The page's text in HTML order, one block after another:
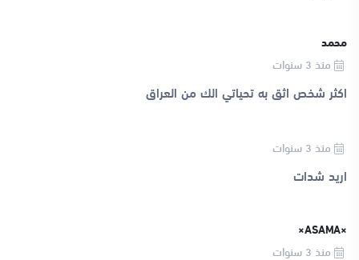
محمد
منذ 3 سنوات
اكثر شخص اثق به تحياتي الك من العراق
منذ 3 سنوات
اريد شدات
×ASAMA×
منذ 3 سنوات